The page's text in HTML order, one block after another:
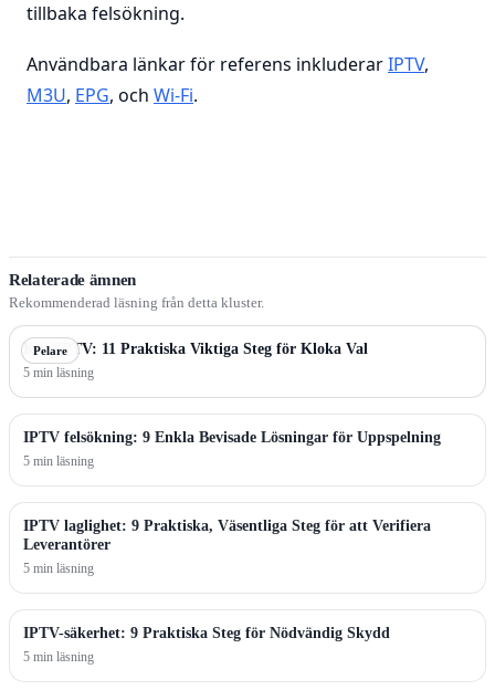
tillbaka felsökning.
Användbara länkar för referens inkluderarIPTV,
M3U, EPG, och Wi-Fi.
Relaterade ämnen
Rekommenderad läsning från detta kluster.
Pelare
Köp IPTV: 11 Praktiska Viktiga Steg för Kloka Val
5 min läsning
IPTV felsökning: 9 Enkla Bevisade Lösningar för Uppspelning
5 min läsning
IPTV laglighet: 9 Praktiska, Väsentliga Steg för att Verifiera
Leverantörer
5 min läsning
IPTV-säkerhet: 9 Praktiska Steg för Nödvändig Skydd
5 min läsning